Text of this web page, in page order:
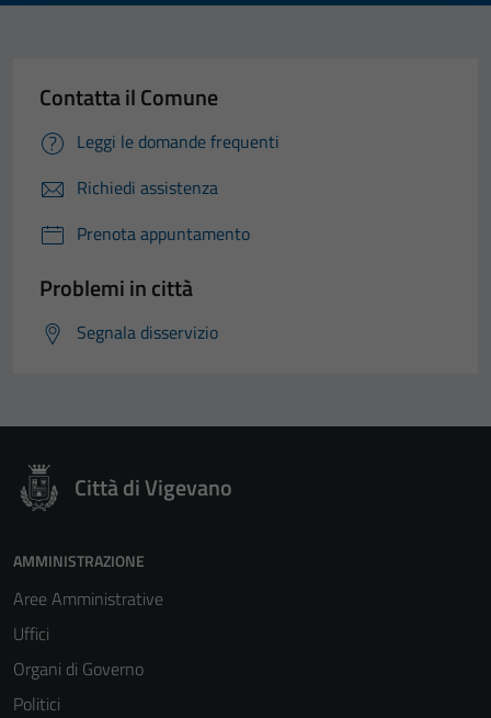
Contatta il Comune
Leggi le domande frequenti
Richiedi assistenza
Prenota appuntamento
Problemi in città
Segnala disservizio
Città di Vigevano
AMMINISTRAZIONE
Aree Amministrative
Uffici
Organi di Governo
Politici